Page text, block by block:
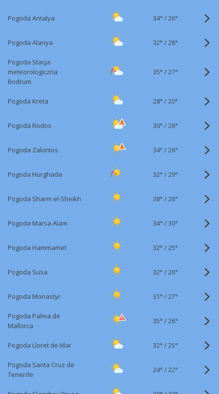
Pogoda Antalya 34° /26°
Pogoda Alanya 32° /28°
Pogoda Stacja
meteorologiczna
Bodrum
35° /27°
Pogoda Kreta 28° /20°
Pogoda Rodos 30° /26°
Pogoda Zakintos 34° /26°
Pogoda Hurghada 32° /29°
Pogoda Sharm el-Sheikh 38° /28°
Pogoda Marsa Alam 34° /30°
Pogoda Hammamet 32° /25°
Pogoda Susa 32° /26°
Pogoda Monastyr 31° /27°
Pogoda Palma de
Mallorca
35° /26°
Pogoda Lloret de Mar 32° /25°
Pogoda Santa Cruz de
Tenerife
24° /22°